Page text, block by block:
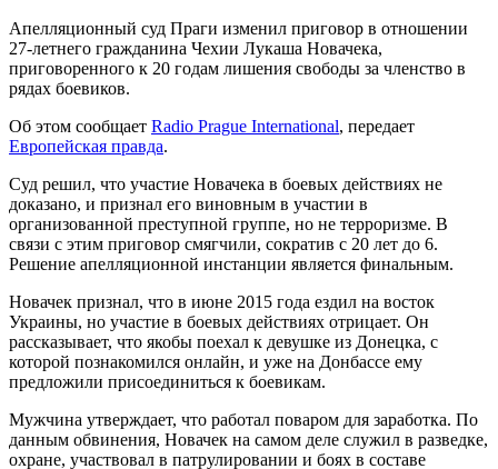
Апелляционный суд Праги изменил приговор в отношении
27-летнего гражданина Чехии Лукаша Новачека,
приговоренного к 20 годам лишения свободы за членство в
рядах боевиков.
Об этом сообщает Radio Prague International, передает
Европейская правда.
Суд решил, что участие Новачека в боевых действиях не
доказано, и признал его виновным в участии в
организованной преступной группе, но не терроризме. В
связи с этим приговор смягчили, сократив с 20 лет до 6.
Решение апелляционной инстанции является финальным.
Новачек признал, что в июне 2015 года ездил на восток
Украины, но участие в боевых действиях отрицает. Он
рассказывает, что якобы поехал к девушке из Донецка, с
которой познакомился онлайн, и уже на Донбассе ему
предложили присоединиться к боевикам.
Мужчина утверждает, что работал поваром для заработка. По
данным обвинения, Новачек на самом деле служил в разведке,
охране, участвовал в патрулировании и боях в составе